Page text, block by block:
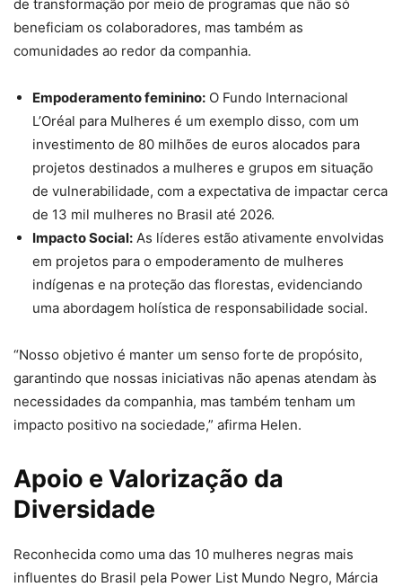
de transformação por meio de programas que não só
beneficiam os colaboradores, mas também as
comunidades ao redor da companhia.
Empoderamento feminino: O Fundo Internacional
L’Oréal para Mulheres é um exemplo disso, com um
investimento de 80 milhões de euros alocados para
projetos destinados a mulheres e grupos em situação
de vulnerabilidade, com a expectativa de impactar cerca
de 13 mil mulheres no Brasil até 2026.
Impacto Social: As líderes estão ativamente envolvidas
em projetos para o empoderamento de mulheres
indígenas e na proteção das florestas, evidenciando
uma abordagem holística de responsabilidade social.
“Nosso objetivo é manter um senso forte de propósito,
garantindo que nossas iniciativas não apenas atendam às
necessidades da companhia, mas também tenham um
impacto positivo na sociedade,” afirma Helen.
Apoio e Valorização da
Diversidade
Reconhecida como uma das 10 mulheres negras mais
influentes do Brasil pela Power List Mundo Negro, Márcia